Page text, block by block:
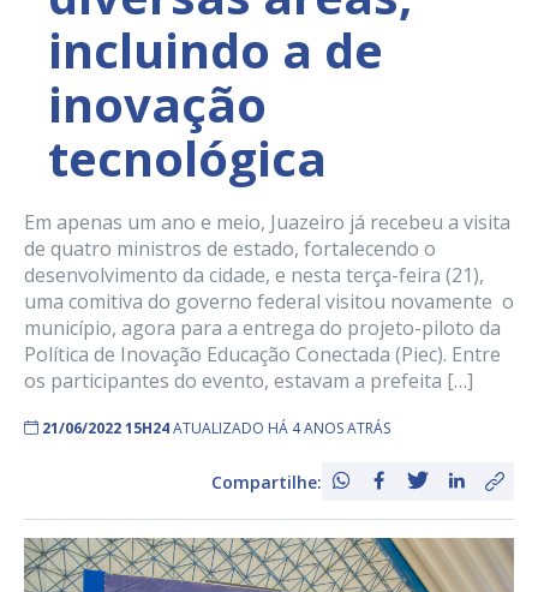
incluindo a de
inovação
tecnológica
Em apenas um ano e meio, Juazeiro já recebeu a visita
de quatro ministros de estado, fortalecendo o
desenvolvimento da cidade, e nesta terça-feira (21),
uma comitiva do governo federal visitou novamente o
município, agora para a entrega do projeto-piloto da
Política de Inovação Educação Conectada (Piec). Entre
os participantes do evento, estavam a prefeita […]
21/06/2022 15H24ATUALIZADO HÁ 4 ANOS ATRÁS
Compartilhe: